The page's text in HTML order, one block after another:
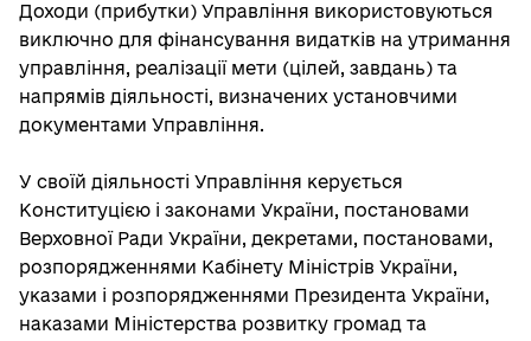
Доходи (прибутки) Управління використовуються
виключно для фінансування видатків на утримання
управління, реалізації мети (цілей, завдань) та
напрямів діяльності, визначених установчими
документами Управління.
У своїй діяльності Управління керується
Конституцією і законами України, постановами
Верховної Ради України, декретами, постановами,
розпорядженнями Кабінету Міністрів України,
указами і розпорядженнями Президента України,
наказами Міністерства розвитку громад та